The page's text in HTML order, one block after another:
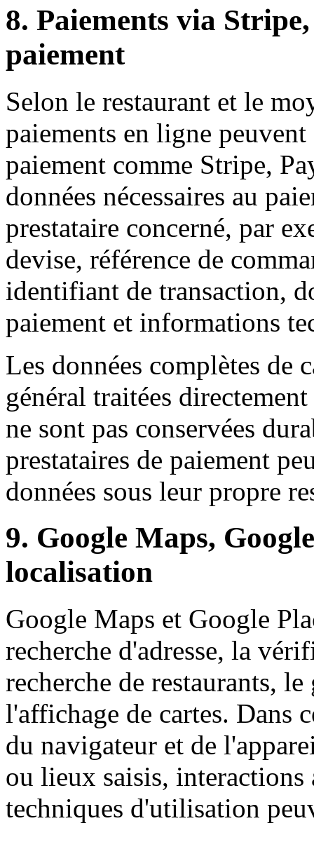
8. Paiements via
paiement
Selon le restaurant et le
paiements en ligne
paiement comme Stripe,
données nécessaires au
prestataire concerné, par
devise, référence de
identifiant de transaction,
paiement et informations
Les données complètes de
général traitées
ne sont pas conservées
prestataires de paiement
données sous leur propre
9. Google Maps,
localisation
Google Maps et Google
recherche d'adresse, la
recherche de restaurants,
l'affichage de cartes. Dans
du navigateur et de
ou lieux saisis, interactions
techniques d'utilisation